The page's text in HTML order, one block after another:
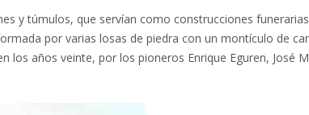
y túmulos, que servían como construcciones
por varias losas de piedra con un montículo de
los años veinte, por los pioneros Enrique Eguren, José